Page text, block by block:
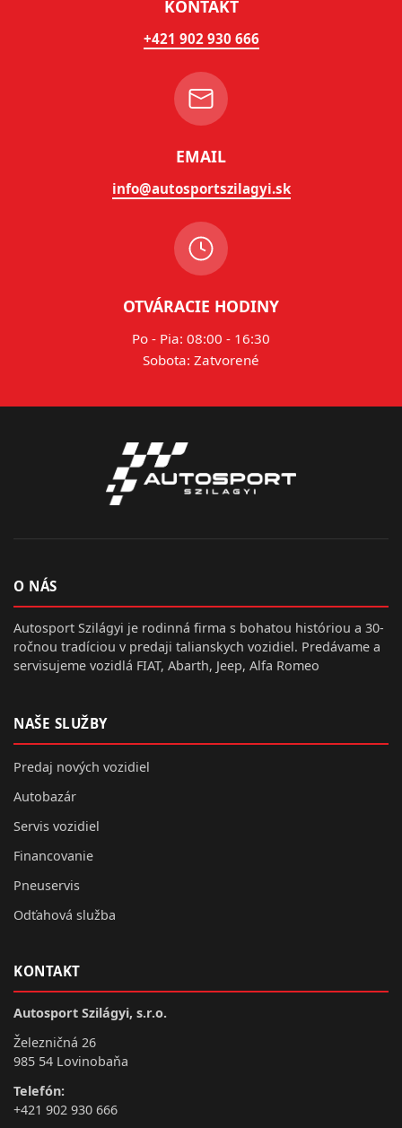
KONTAKT
+421 902 930 666
EMAIL
info@autosportszilagyi.sk
OTVÁRACIE HODINY
Po - Pia: 08:00 - 16:30
Sobota: Zatvorené
O NÁS
Autosport Szilágyi je rodinná firma s bohatou históriou a 30-
ročnou tradíciou v predaji talianskych vozidiel. Predávame a
servisujeme vozidlá FIAT, Abarth, Jeep, Alfa Romeo
NAŠE SLUŽBY
Predaj nových vozidiel
Autobazár
Servis vozidiel
Financovanie
Pneuservis
Odťahová služba
KONTAKT
Autosport Szilágyi, s.r.o.
Železničná 26
985 54 Lovinobaňa
Telefón:
+421 902 930 666